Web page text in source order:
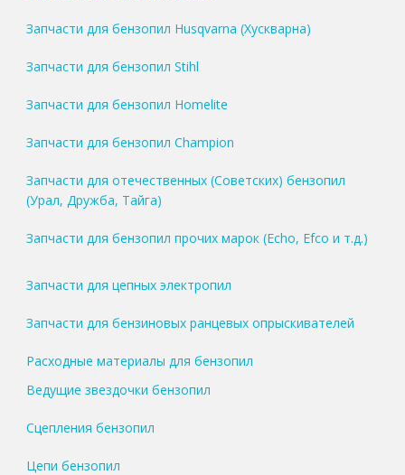
Запчасти для бензопил Husqvarna (Хускварна)
Запчасти для бензопил Stihl
Запчасти для бензопил Homelite
Запчасти для бензопил Champion
Запчасти для отечественных (Советских) бензопил
(Урал, Дружба, Тайга)
Запчасти для бензопил прочих марок (Echo, Efco и т.д.)
Запчасти для цепных электропил
Запчасти для бензиновых ранцевых опрыскивателей
Расходные материалы для бензопил
Ведущие звездочки бензопил
Сцепления бензопил
Цепи бензопил